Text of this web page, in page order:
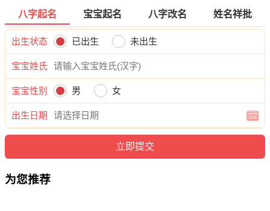
俪、雅昕、云丝、菲奕、婧璇、泉筱、盼艺、卿若、乐寻、玥
依、珞澜、雅萱、滢恬、嫣洛、蓓林、依筠、蓓佳、澜婉、谷
碧、娅叶、颖平、桐影、南璐。
八字起名 宝宝起名 八字改名 姓名祥批
出生状态 已出生 未出生
宝宝姓氏
宝宝性别 男 女
出生日期
为您推荐